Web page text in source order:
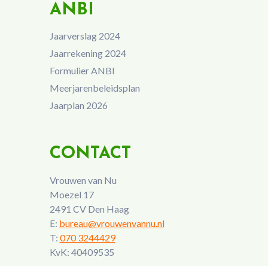
ANBI
Jaarverslag 2024
Jaarrekening 2024
Formulier ANBI
Meerjarenbeleidsplan
Jaarplan 2026
CONTACT
Vrouwen van Nu
Moezel 17
2491 CV Den Haag
E: bureau@vrouwenvannu.nl
T: 070 3244429
KvK: 40409535